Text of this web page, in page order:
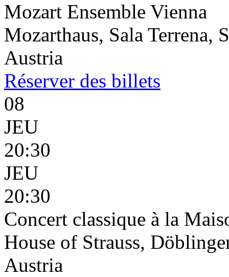
Mozart Ensemble Vienna
Mozarthaus, Sala Terrena,
Austria
Réserver des billets
08
JEU
20:30
JEU
20:30
Concert classique à la
House of Strauss,
Austria